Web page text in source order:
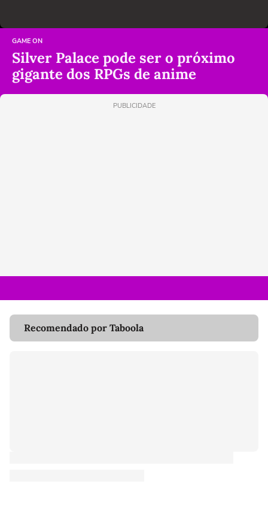
GAME ON
Silver Palace pode ser o próximo
gigante dos RPGs de anime
PUBLICIDADE
Recomendado por Taboola